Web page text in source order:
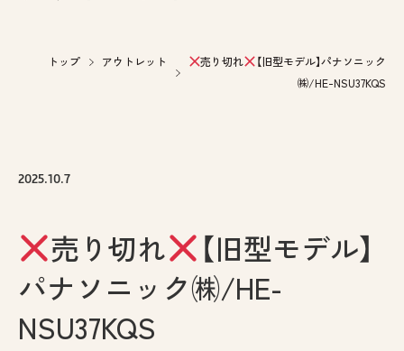
会社案内
採用情報
お問い合わせ
トップ アウトレット 売り切れ
【旧型モデル】パナソニック
㈱/HE-NSU37KQS
2025.10.7
売り切れ
【旧型モデル】
パナソニック㈱/HE-
NSU37KQS